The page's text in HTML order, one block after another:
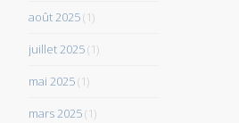
août 2025(1)
juillet 2025(1)
mai 2025(1)
mars 2025(1)